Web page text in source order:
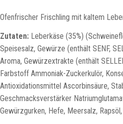
Ofenfrischer Frischling mit kaltem
Zutaten: Leberkäse (35%)
Speisesalz, Gewürze (enthält SENF,
Aroma, Gewürzextrakte (enthält
Farbstoff Ammoniak-Zuckerkulör,
Antioxidationsmittel Ascorbinsäure,
Geschmacksverstärker
Gewürzgurken, Hefe, Meersalz,